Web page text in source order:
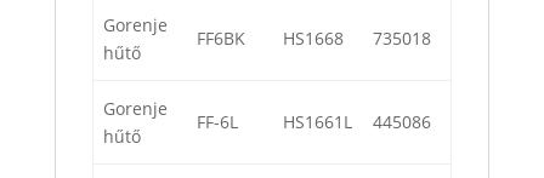
Gorenje
hűtő
FF6BK HS1668 735018
Gorenje
hűtő
FF-6L HS1661L 445086